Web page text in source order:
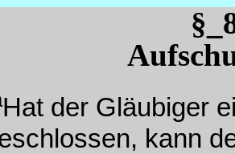
Hat der Gläubiger
kann